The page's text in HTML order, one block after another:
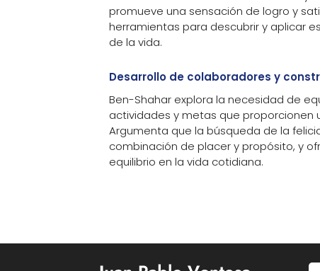
promueve una sensación de logro y
herramientas para descubrir y aplicar
de la vida.
Desarrollo de colaboradores y
Ben-Shahar explora la necesidad de
actividades y metas que proporcionen
Argumenta que la búsqueda de la
combinación de placer y propósito, y
equilibrio en la vida cotidiana.